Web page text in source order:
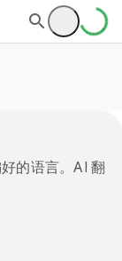
的语言。AI 翻